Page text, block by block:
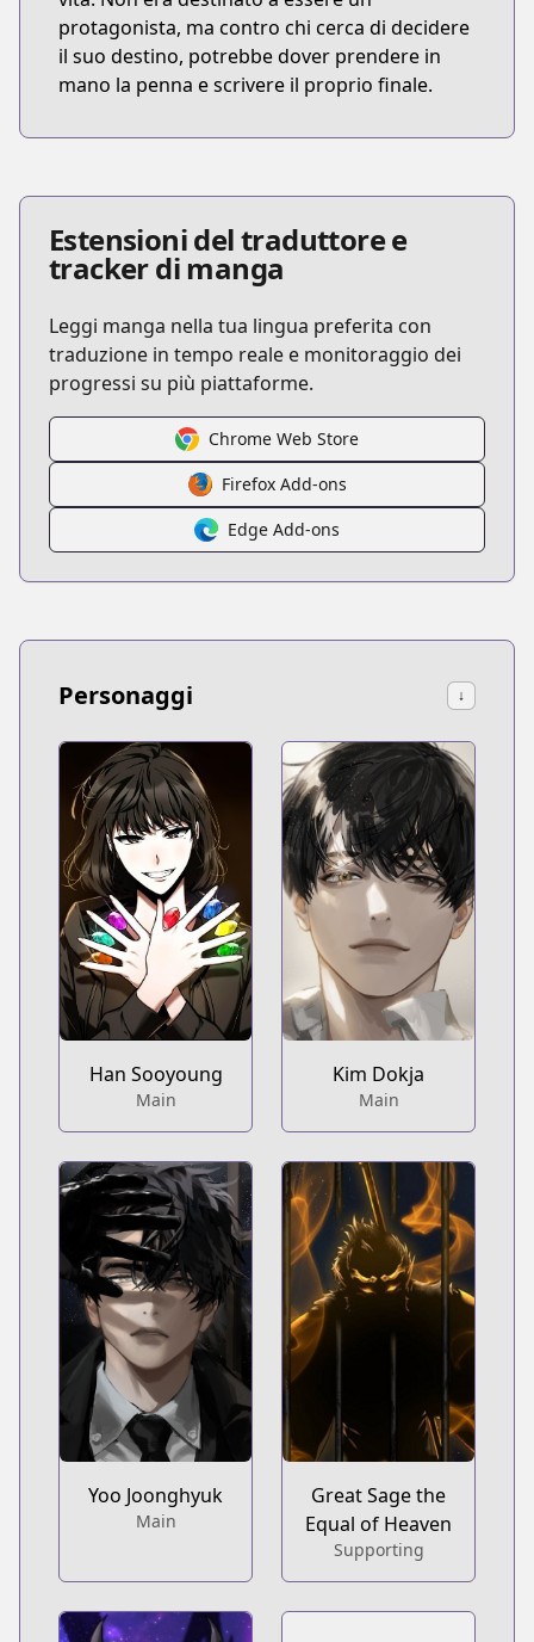
protagonista, ma contro chi cerca di decidere
il suo destino, potrebbe dover prendere in
mano la penna e scrivere il proprio finale.
Estensioni del traduttore e
tracker di manga
Leggi manga nella tua lingua preferita con
traduzione in tempo reale e monitoraggio dei
progressi su più piattaforme.
Chrome Web Store
Firefox Add-ons
Edge Add-ons
Personaggi ↓
Han Sooyoung
Main
Kim Dokja
Main
Yoo Joonghyuk
Main
Great Sage the
Equal of Heaven
Supporting